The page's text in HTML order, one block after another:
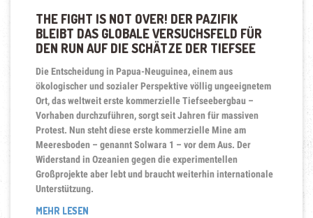
THE FIGHT IS NOT OVER! DER PAZIFIK
BLEIBT DAS GLOBALE VERSUCHSFELD FÜR
DEN RUN AUF DIE SCHÄTZE DER TIEFSEE
Die Entscheidung in Papua-Neuguinea, einem aus
ökologischer und sozialer Perspektive völlig ungeeignetem
Ort, das weltweit erste kommerzielle Tiefseebergbau –
Vorhaben durchzuführen, sorgt seit Jahren für massiven
Protest. Nun steht diese erste kommerzielle Mine am
Meeresboden – genannt Solwara 1 – vor dem Aus. Der
Widerstand in Ozeanien gegen die experimentellen
Großprojekte aber lebt und braucht weiterhin internationale
Unterstützung.
MEHR LESEN„THE